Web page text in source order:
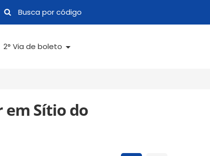
2° Via de boleto
em Sítio do